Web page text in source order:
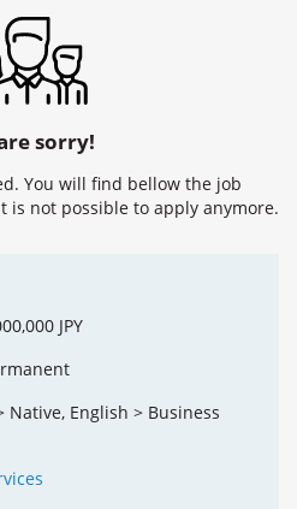
sorry!
You will find bellow the job
is not possible to apply anymore.
JPY
Native, English > Business